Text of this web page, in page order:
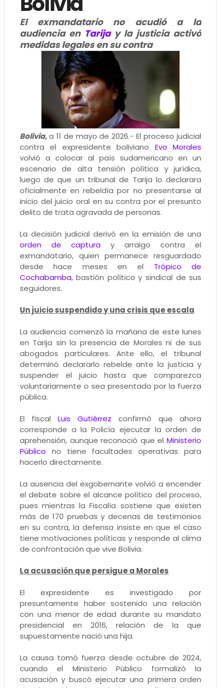
El exmandatario no acudió a la
audiencia en Tarijay la justicia activó
medidas legales en su contra
Bolivia,a 11 de mayo de 2026.- El proceso judicial
contra el expresidente boliviano Evo Morales
volvió a colocar al país sudamericano en un
escenario de alta tensión política y jurídica,
luego de que un tribunal de Tarija lo declarara
oficialmente en rebeldía por no presentarse al
inicio del juicio oral en su contra por el presunto
delito de trata agravada de personas.
La decisión judicial derivó en la emisión de una
orden de capturay arraigo contra el
exmandatario, quien permanece resguardado
desde hace meses en el Trópico de
Cochabamba, bastión político y sindical de sus
seguidores.
Un juicio suspendido y una crisis que escala
La audiencia comenzó la mañana de este lunes
en Tarija sin la presencia de Morales ni de sus
abogados particulares. Ante ello, el tribunal
determinó declararlo rebelde ante la justicia y
suspender el juicio hasta que comparezca
voluntariamente o sea presentado por la fuerza
pública.
El fiscal Luis Gutiérrez confirmó que ahora
corresponde a la Policía ejecutar la orden de
aprehensión, aunque reconoció que elMinisterio
Público no tiene facultades operativas para
hacerlo directamente.
La ausencia del exgobernante volvió a encender
el debate sobre el alcance político del proceso,
pues mientras la Fiscalía sostiene que existen
más de 170 pruebas y decenas de testimonios
en su contra, la defensa insiste en que el caso
tiene motivaciones políticas y responde al clima
de confrontación que vive Bolivia.
La acusación que persigue a Morales
El expresidente es investigado por
presuntamente haber sostenido una relación
con una menor de edad durante su mandato
presidencial en 2016, relación de la que
supuestamente nació una hija.
La causa tomó fuerza desde octubre de 2024,
cuando el Ministerio Público formalizó la
acusación y buscó ejecutar una primera orden